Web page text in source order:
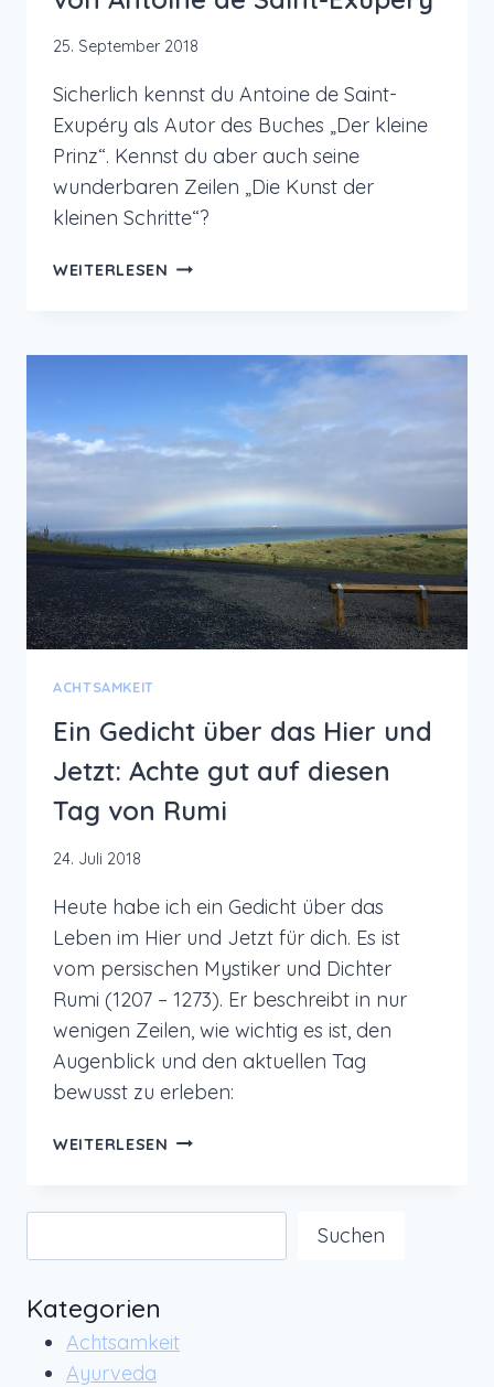
25. September 2018
Sicherlich kennst du Antoine de Saint-
Exupéry als Autor des Buches „Der kleine
Prinz“. Kennst du aber auch seine
wunderbaren Zeilen „Die Kunst der
kleinen Schritte“?
WEITERLESEN DIE
SCHRITTE
DE
EXUPÉRY
ACHTSAMKEIT
Ein Gedicht über das Hier und
Jetzt: Achte gut auf diesen
Tag von Rumi
24. Juli 2018
Heute habe ich ein Gedicht über das
Leben im Hier und Jetzt für dich. Es ist
vom persischen Mystiker und Dichter
Rumi (1207 – 1273). Er beschreibt in nur
wenigen Zeilen, wie wichtig es ist, den
Augenblick und den aktuellen Tag
bewusst zu erleben:
WEITERLESEN EIN
DAS
UND
GUT
Suchen
Kategorien
Achtsamkeit
Ayurveda